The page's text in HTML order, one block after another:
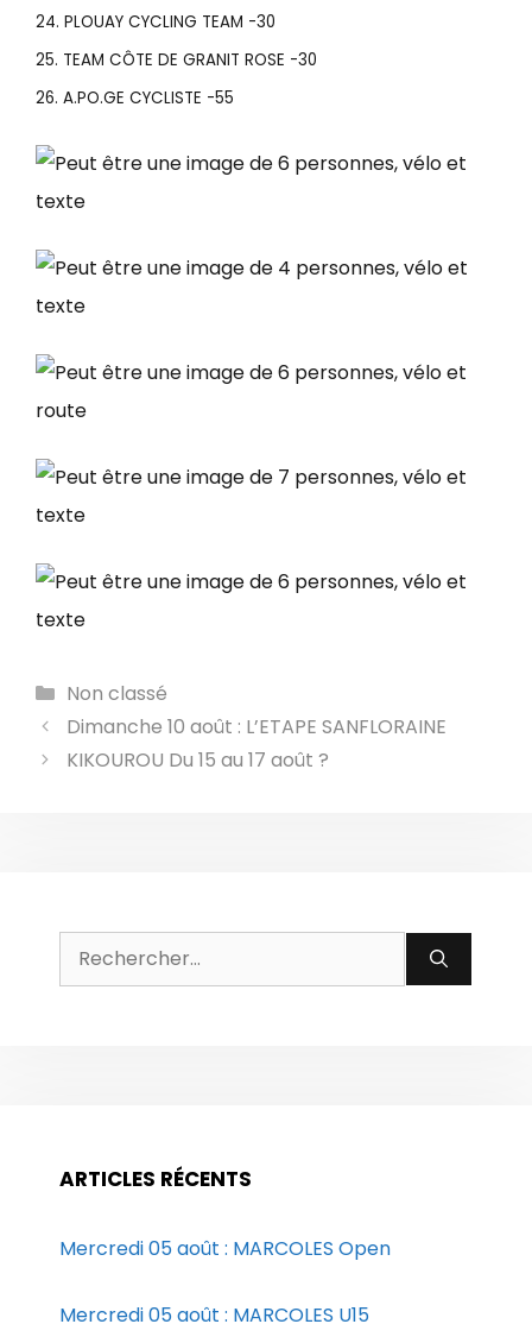
24. PLOUAY CYCLING TEAM -30
25. TEAM CÔTE DE GRANIT ROSE -30
26. A.PO.GE CYCLISTE -55
Catégories
Non classé
Dimanche 10 août : L’ETAPE SANFLORAINE
KIKOUROU Du 15 au 17 août ?
Rechercher :
ARTICLES RÉCENTS
Mercredi 05 août : MARCOLES Open
Mercredi 05 août : MARCOLES U15